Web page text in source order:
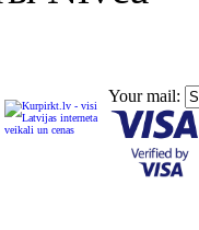
Your mail: